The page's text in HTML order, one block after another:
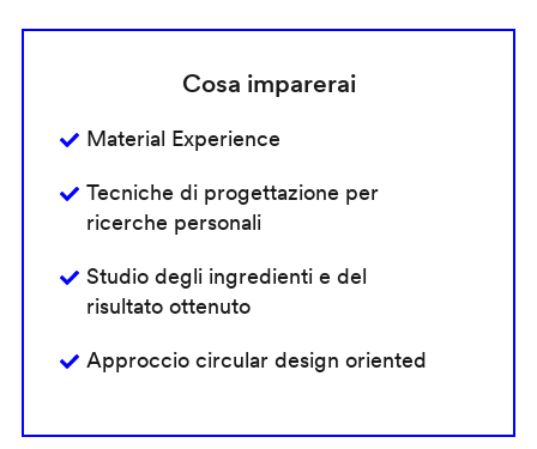
Cosa imparerai
Material Experience
Tecniche di progettazione per
ricerche personali
Studio degli ingredienti e del
risultato ottenuto
Approccio circular design oriented